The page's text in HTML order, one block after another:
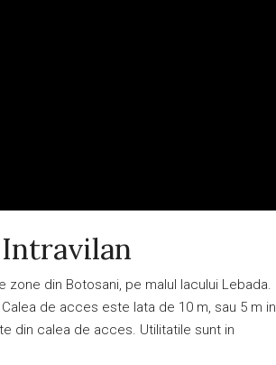
Intravilan
din Botosani, pe malul lacului Lebada.
de acces este lata de 10 m, sau 5 m in
din calea de acces. Utilitatile sunt in